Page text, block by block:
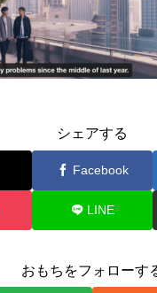
シェアする
Facebook
LINE
おもちをフォローす